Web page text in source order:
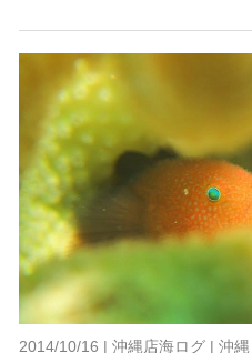
2014/10/16 | 沖縄店海ログ| 沖縄